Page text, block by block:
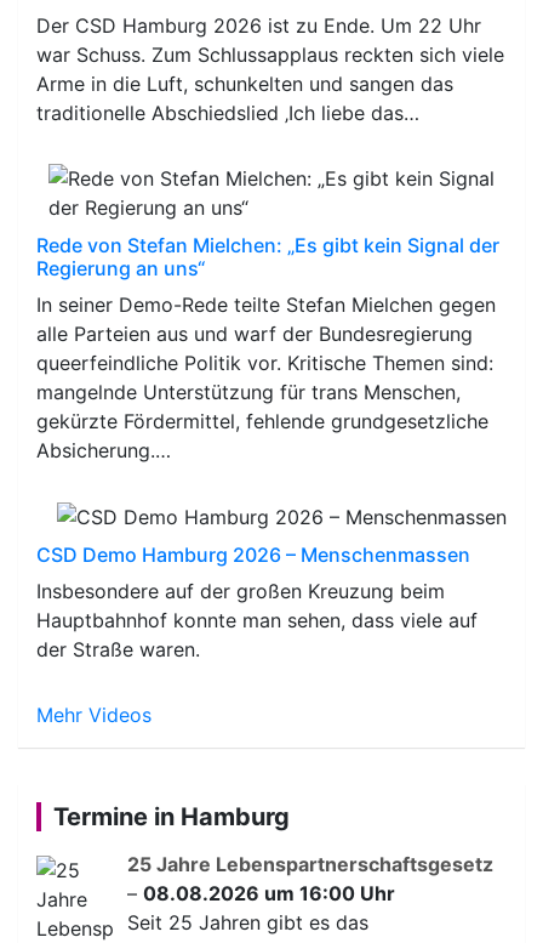
Der CSD Hamburg 2026 ist zu Ende. Um 22 Uhr
war Schuss. Zum Schlussapplaus reckten sich viele
Arme in die Luft, schunkelten und sangen das
traditionelle Abschiedslied ‚Ich liebe das…
Rede von Stefan Mielchen: „Es gibt kein Signal der
Regierung an uns“
In seiner Demo-Rede teilte Stefan Mielchen gegen
alle Parteien aus und warf der Bundesregierung
queerfeindliche Politik vor. Kritische Themen sind:
mangelnde Unterstützung für trans Menschen,
gekürzte Fördermittel, fehlende grundgesetzliche
Absicherung.…
CSD Demo Hamburg 2026 – Menschenmassen
Insbesondere auf der großen Kreuzung beim
Hauptbahnhof konnte man sehen, dass viele auf
der Straße waren.
Mehr Videos
Termine in Hamburg
25 Jahre Lebenspartnerschaftsgesetz
– 08.08.2026 um 16:00 Uhr
Seit 25 Jahren gibt es das